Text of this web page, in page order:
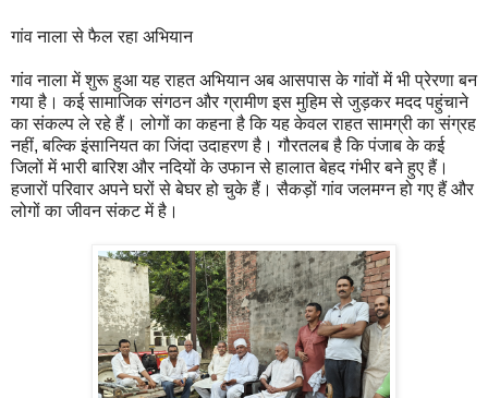
गांव नाला से फैल रहा अभियान
गांव नाला में शुरू हुआ यह राहत अभियान अब आसपास के गांवों में भी प्रेरणा बन
गया है। कई सामाजिक संगठन और ग्रामीण इस मुहिम से जुड़कर मदद पहुंचाने
का संकल्प ले रहे हैं। लोगों का कहना है कि यह केवल राहत सामग्री का संग्रह
नहीं, बल्कि इंसानियत का जिंदा उदाहरण है। गौरतलब है कि पंजाब के कई
जिलों में भारी बारिश और नदियों के उफान से हालात बेहद गंभीर बने हुए हैं।
हजारों परिवार अपने घरों से बेघर हो चुके हैं। सैकड़ों गांव जलमग्न हो गए हैं और
लोगों का जीवन संकट में है।